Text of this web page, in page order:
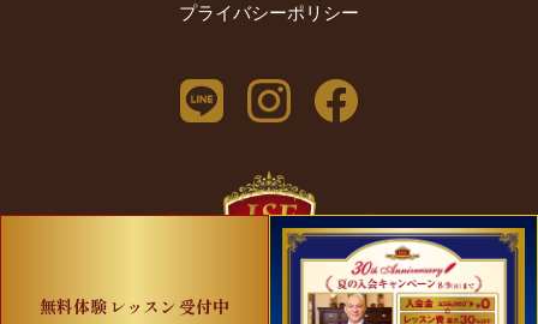
プライバシーポリシー
2024 © International School of English
無料体験 レッスン 受付中